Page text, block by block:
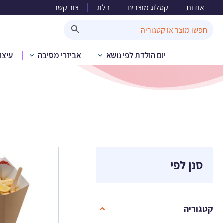
אודות קטלוג מוצרים בלוג צור קשר
for:
יום הולדת לפי נושא אביזרי מסיבה בית »
סנן לפי
קטגוריה